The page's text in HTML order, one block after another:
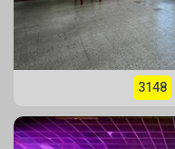
3148